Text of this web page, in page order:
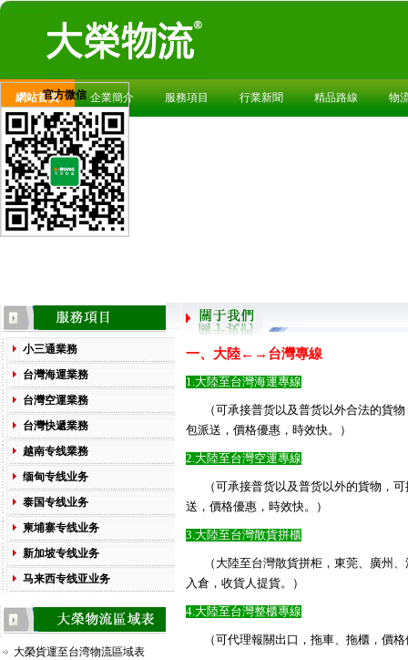
網站首頁 企業簡介 服務項目 行業新聞 精品路線 物
小三通業務
台灣海運業務
台灣空運業務
台灣快遞業務
越南专线業務
缅甸专线业务
泰国专线业务
柬埔寨专线业务
新加坡专线业务
马来西专线亚业务
大榮貨運至台湾物流區域表
一、大陸←→台灣專線
1.大陸至台灣海運專線
（可承接普货以及普货以外合法的貨
包派送，價格優惠，時效快。）
2.大陸至台灣空運專線
（可承接普货以及普货以外的貨物，
送，價格優惠，時效快。）
3.大陸至台灣散貨拼櫃
（大陸至台灣散貨拼柜，東莞、廣州
入倉，收貨人提貨。）
4.大陸至台灣整櫃專線
（可代理報關出口，拖車、拖櫃，價
官方微信